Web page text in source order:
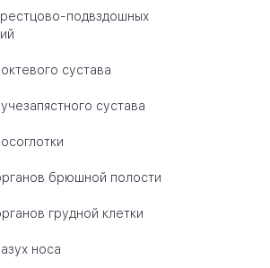
подвздошных
сустава
сустава
брюшной полости
грудной клетки
носа